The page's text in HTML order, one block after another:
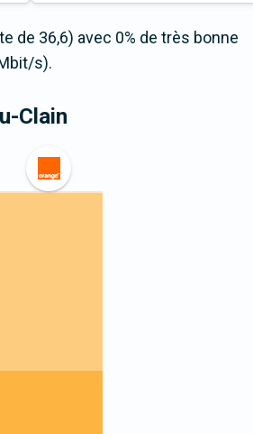
de 36,6) avec 0% de très bonne
s).
Clain